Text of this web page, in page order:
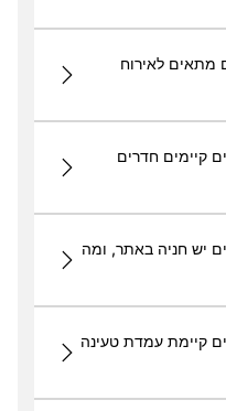
מתאים לאירוח
קיימים חדרים
יש חניה באתר, ומה
קיימת עמדת טעינה